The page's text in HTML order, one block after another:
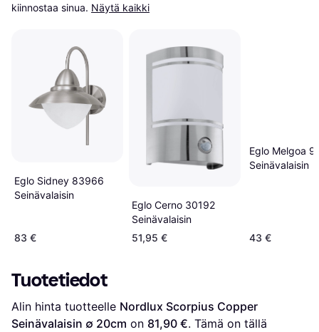
kiinnostaa sinua. Näytä kaikki
Eglo Sidney 83966
Seinävalaisin
83 €
Eglo Cerno 30192
Seinävalaisin
51,95 €
Eglo Melgoa
Seinävalaisin
43 €
Tuotetiedot
Alin hinta tuotteelle Nordlux Scorpius Copper
Seinävalaisin ∅ 20cm on 81,90 €. Tämä on tällä